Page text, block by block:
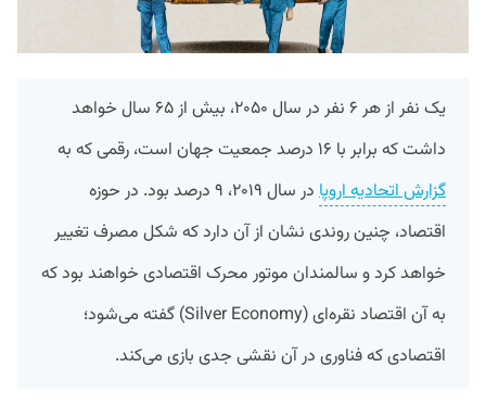
یک نفر از هر ۶ نفر در سال ۲۰۵۰، بیش از ۶۵ سال خواهد
داشت که برابر با ۱۶ درصد جمعیت جهان است، رقمی که به
گزارش اتحادیه اروپا
در سال ۲۰۱۹، ۹ درصد بود. در حوزه
اقتصاد، چنین روندی نشان از آن دارد که شکل مصرف تغییر
خواهد کرد و سالمندان موتور محرک اقتصادی خواهند بود که
به آن اقتصاد نقره‌ای (Silver Economy) گفته می‌شود؛
اقتصادی که فناوری در آن نقشی جدی بازی می‌کند.